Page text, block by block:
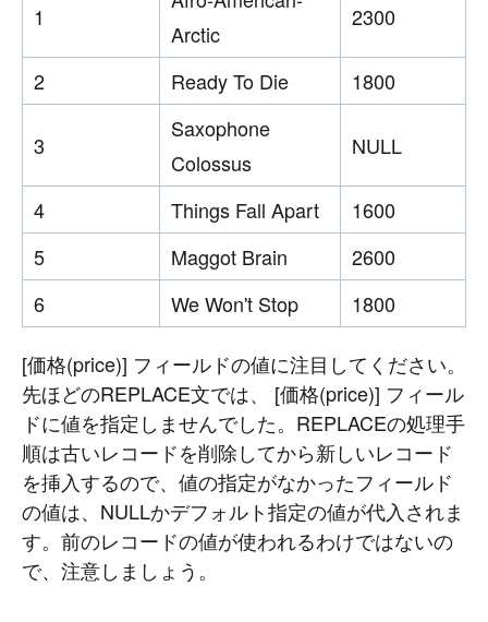
1
Arctic
2300
2 Ready To Die 1800
3
Saxophone
Colossus
NULL
4 Things Fall Apart
1600
5
Maggot Brain
2600
6
We Won't Stop 1800
[価格(price)] フィールドの値に注目してください。
先ほどのREPLACE文では、 [価格(price)] フィール
ドに値を指定しませんでした。REPLACEの処理手
順は古いレコードを削除してから新しいレコード
を挿入するので、値の指定がなかったフィールド
の値は、NULLかデフォルト指定の値が代入されま
す。前のレコードの値が使われるわけではないの
で、注意しましょう。